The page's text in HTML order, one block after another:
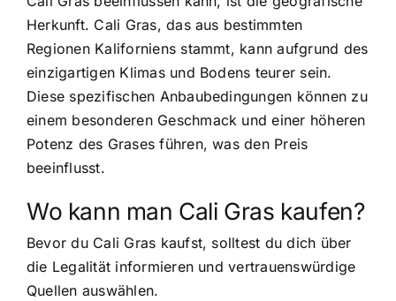
Herkunft. Cali Gras, das aus bestimmten
Regionen Kaliforniens stammt, kann aufgrund des
einzigartigen Klimas und Bodens teurer sein.
Diese spezifischen Anbaubedingungen können zu
einem besonderen Geschmack und einer höheren
Potenz des Grases führen, was den Preis
beeinflusst.
Wo kann man Cali Gras kaufen?
Bevor du Cali Gras kaufst, solltest du dich über
die Legalität informieren und vertrauenswürdige
Quellen auswählen.